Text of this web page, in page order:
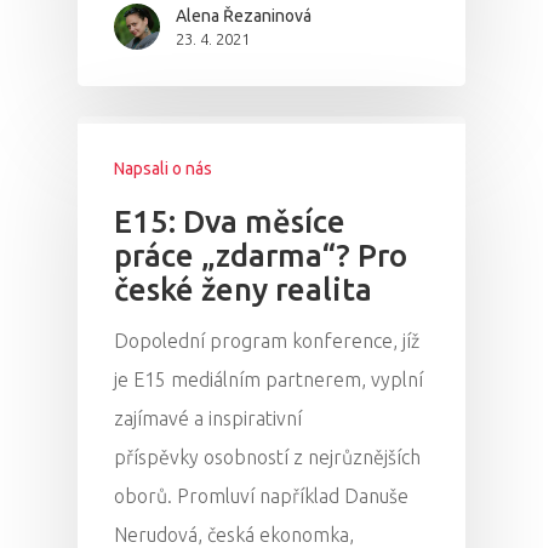
Alena Řezaninová
23. 4. 2021
Napsali o nás
E15: Dva měsíce
práce „zdarma“? Pro
české ženy realita
Dopolední program konference, jíž
je E15 mediálním partnerem, vyplní
zajímavé a inspirativní
příspěvky osobností z nejrůznějších
oborů. Promluví například Danuše
Nerudová, česká ekonomka,